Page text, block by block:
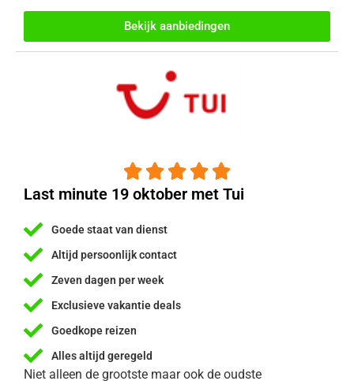
Bekijk aanbiedingen
    
Last minute 19 oktober met Tui
Goede staat van dienst
Altijd persoonlijk contact
Zeven dagen per week
Exclusieve vakantie deals
Goedkope reizen
Alles altijd geregeld
Niet alleen de grootste maar ook de oudste